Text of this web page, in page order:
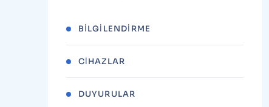
BILGILENDIRME
CIHAZLAR
DUYURULAR